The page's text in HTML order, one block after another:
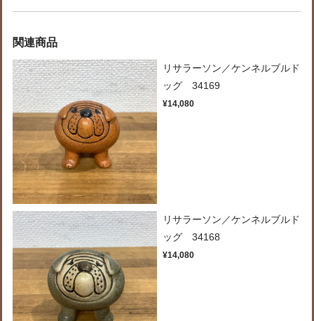
関連商品
リサラーソン／ケンネルブルド
ッグ 34169
¥14,080
リサラーソン／ケンネルブルド
ッグ 34168
¥14,080